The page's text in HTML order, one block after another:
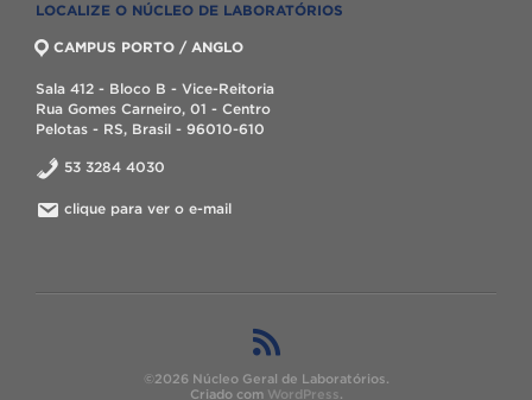
LOCALIZE O NÚCLEO DE LABORATÓRIOS
CAMPUS PORTO / ANGLO
Sala 412 - Bloco B - Vice-Reitoria
Rua Gomes Carneiro, 01 - Centro
Pelotas - RS, Brasil - 96010-610
53 3284 4030
clique para ver o e-mail
©2026 Núcleo Geral de Laboratórios.
Criado com WordPress.